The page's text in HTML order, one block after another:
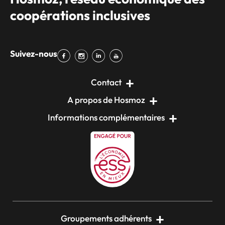
coopérations inclusives
Suivez-nous
Contact
A propos de Hosmoz
Informations complémentaires
Groupements adhérents